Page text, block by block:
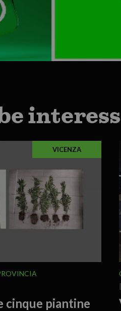
VICENZA
cinque piantine